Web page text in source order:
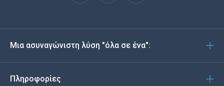
Español
Deutsch
Italiano
Μια ασυναγώνιστη λύση "όλα σε ένα":
Πληροφορίες